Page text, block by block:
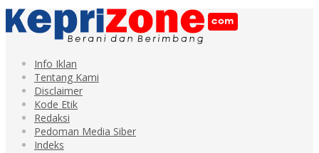
Info Iklan
Tentang Kami
Disclaimer
Kode Etik
Redaksi
Pedoman Media Siber
Indeks